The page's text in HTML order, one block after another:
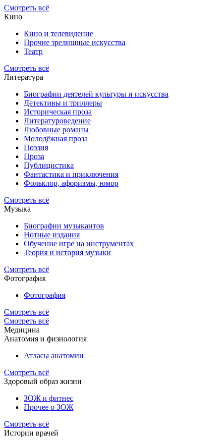
Смотреть всё
Кино
Кино и телевидение
Прочие зрелищные искусства
Театр
Смотреть всё
Литература
Биографии деятелей культуры и искусства
Детективы и триллеры
Историческая проза
Литературоведение
Любовные романы
Молодёжная проза
Поэзия
Проза
Публицистика
Фантастика и приключения
Фольклор, афоризмы, юмор
Смотреть всё
Музыка
Биографии музыкантов
Нотные издания
Обучение игре на инструментах
Теория и история музыки
Смотреть всё
Фотография
Фотография
Смотреть всё
Смотреть всё
Медицина
Анатомия и физиология
Атласы анатомии
Смотреть всё
Здоровый образ жизни
ЗОЖ и фитнес
Прочее о ЗОЖ
Смотреть всё
Истории врачей